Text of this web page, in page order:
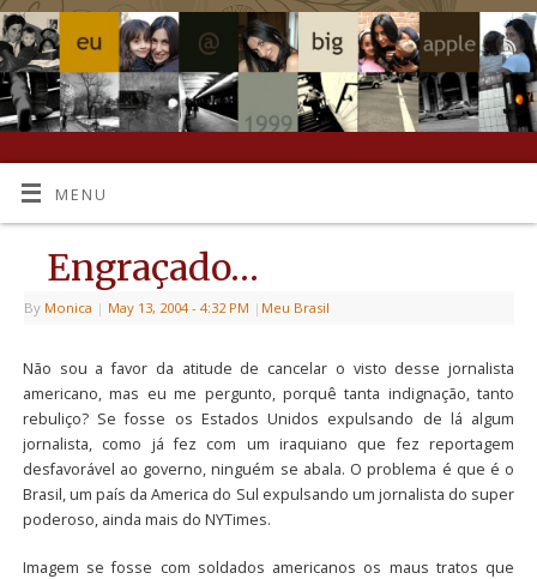
MENU
Engraçado…
By Monica | May 13, 2004 - 4:32 PM | Meu Brasil
Não sou a favor da atitude de cancelar o visto desse jornalista
americano, mas eu me pergunto, porquê tanta indignação, tanto
rebuliço? Se fosse os Estados Unidos expulsando de lá algum
jornalista, como já fez com um iraquiano que fez reportagem
desfavorável ao governo, ninguém se abala. O problema é que é o
Brasil, um país da America do Sul expulsando um jornalista do super
poderoso, ainda mais do NYTimes.
Imagem se fosse com soldados americanos os maus tratos que